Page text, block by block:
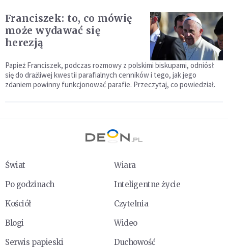
Franciszek: to, co mówię
może wydawać się
herezją
Papież Franciszek, podczas rozmowy z polskimi biskupami, odniósł
się do drażliwej kwestii parafialnych cenników i tego, jak jego
zdaniem powinny funkcjonować parafie. Przeczytaj, co powiedział.
Świat
Wiara
Po godzinach
Inteligentne życie
Kościół
Czytelnia
Blogi
Wideo
Serwis papieski
Duchowość